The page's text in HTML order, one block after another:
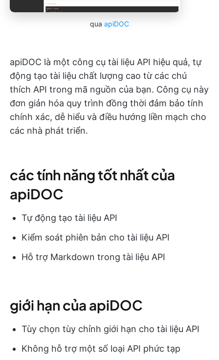
qua apiDOC
apiDOC là một công cụ tài liệu API hiệu quả, tự
động tạo tài liệu chất lượng cao từ các chú
thích API trong mã nguồn của bạn. Công cụ này
đơn giản hóa quy trình đồng thời đảm bảo tính
chính xác, dễ hiểu và điều hướng liền mạch cho
các nhà phát triển.
các tính năng tốt nhất của
apiDOC
Tự động tạo tài liệu API
Kiểm soát phiên bản cho tài liệu API
Hỗ trợ Markdown trong tài liệu API
giới hạn của apiDOC
Tùy chọn tùy chỉnh giới hạn cho tài liệu API
Không hỗ trợ một số loại API phức tạp